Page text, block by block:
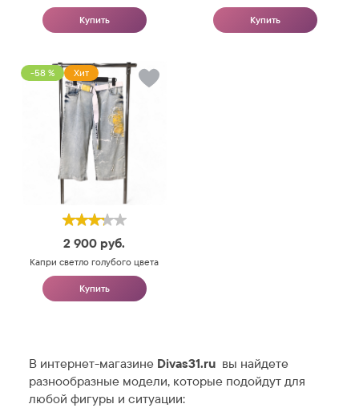
Купить Купить
-58 % Хит
2 900 руб.
Капри светло голубого цвета
Купить
В интернет-магазине Divas31.ru вы найдете
разнообразные модели, которые подойдут для
любой фигуры и ситуации: